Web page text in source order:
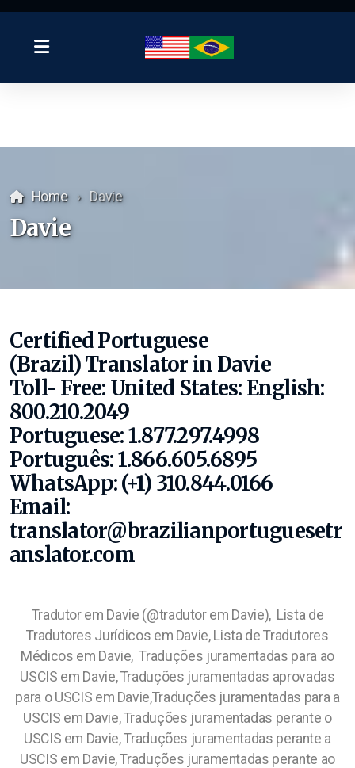
Home Davie
Davie
Certified Portuguese
(Brazil) Translator in Davie
Toll- Free: United States: English:
800.210.2049
Portuguese: 1.877.297.4998
Português: 1.866.605.6895
WhatsApp: (+1) 310.844.0166
Email:
translator@brazilianportuguesetr
anslator.com
Tradutor em Davie (@tradutor em Davie), Lista de
Tradutores Jurídicos em Davie, Lista de Tradutores
Médicos em Davie, Traduções juramentadas para ao
USCIS em Davie, Traduções juramentadas aprovadas
para o USCIS em Davie,Traduções juramentadas para a
USCIS em Davie, Traduções juramentadas perante o
USCIS em Davie, Traduções juramentadas perante a
USCIS em Davie, Traduções juramentadas perante ao